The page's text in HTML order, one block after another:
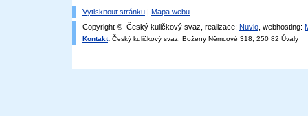
Vytisknout stránku | Mapa webu
Copyright © Český kuličkový svaz, realizace: Nuvio , webhosting:
Kontakt: Český kuličkový svaz, Boženy Němcové 318, 250 82 Úvaly